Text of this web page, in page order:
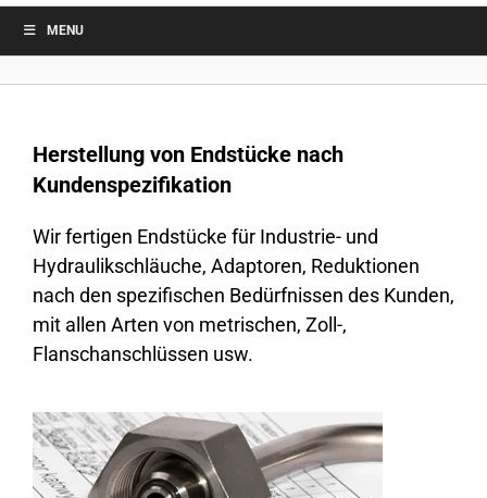
MENU
Herstellung von Endstücke nach
Kundenspezifikation
Wir fertigen Endstücke für Industrie- und
Hydraulikschläuche, Adaptoren, Reduktionen
nach den spezifischen Bedürfnissen des Kunden,
mit allen Arten von metrischen, Zoll-,
Flanschanschlüssen usw.